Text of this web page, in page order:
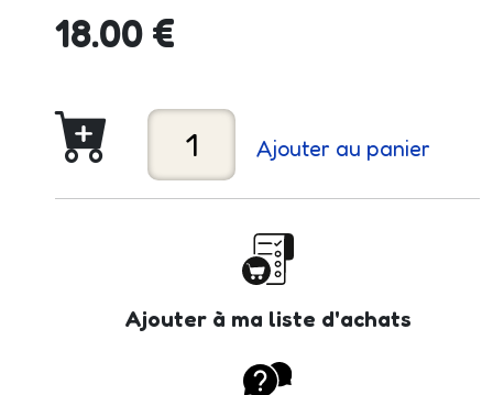
18.00 €
Ajouter au panier
Ajouter à ma liste d'achats